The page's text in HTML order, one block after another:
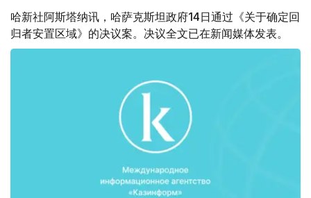
哈新社阿斯塔纳讯，哈萨克斯坦政府14日通过《关于确定回
归者安置区域》的决议案。决议全文已在新闻媒体发表。